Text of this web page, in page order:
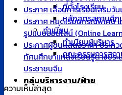
ที่ตั้งโรงเรียน
หลักสูตรสถานศึก
ทำเนียบ
ทำเนียบผู้บริหาร
คณะกรรมการสถ
กลุ่มบริหารงาน/ฝ่าย
ประกาศ เลื่อนการเรียนเสริมวัน
ประกาศ หยุดเรียนกรณีพิเศษ
รูปแบบออนไลน์ (Online
ประกาศผู้ชนะเสนอราคา ประก
ทัศนศึกษาแหล่งเรียนรู้ต่างปร
ประชาชนจีน
ความเห็นล่าสุด